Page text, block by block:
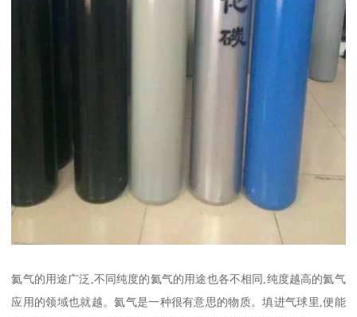
氦气的用途广泛,不同纯度的氦气的用途也各不相同,纯度越高的氦气
应用的领域也就越。氦气是一种很有意思的物质。填进气球里,便能